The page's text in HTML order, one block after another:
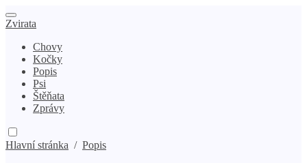
Zvirata
Chovy
Kočky
Popis
Psi
Štěňata
Zprávy
Hlavní stránka / Popis